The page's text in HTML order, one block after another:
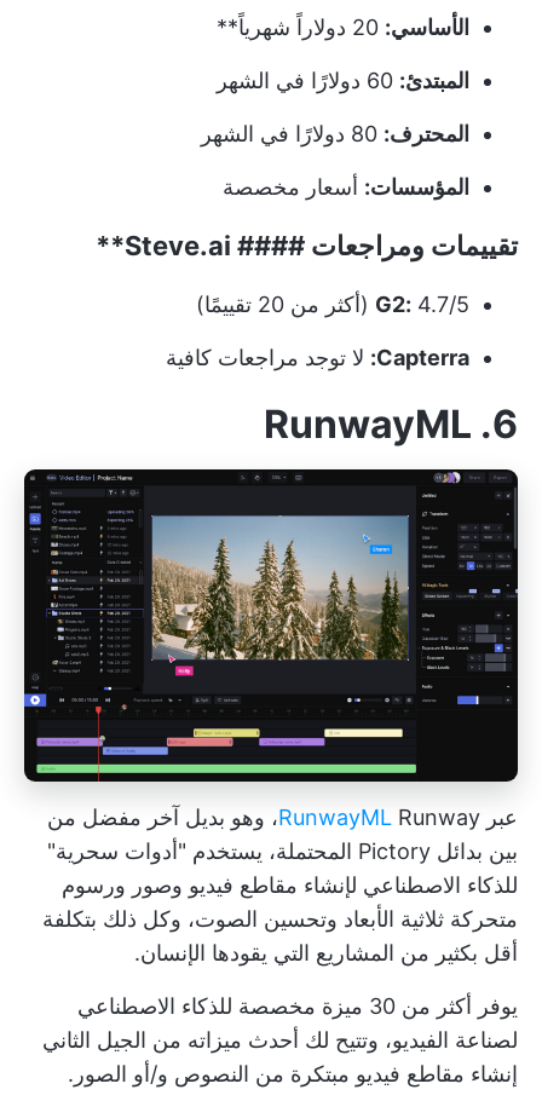
الأساسي:
المبتدئ:
المحترف:
المؤسسات: أسعار مخصصة
تقييمات ومراجعات #### Steve.ai**
G2: 4.7/5 (أكثر من 20 تقييمًا)
Capterra: لا توجد مراجعات كافية
6. RunwayML
عبر RunwayMLRunway، وهو بديل آخر مفضل من
بين بدائل Pictory المحتملة، يستخدم "أدوات سحرية"
للذكاء الاصطناعي لإنشاء مقاطع فيديو وصور ورسوم
متحركة ثلاثية الأبعاد وتحسين الصوت، وكل ذلك بتكلفة
أقل بكثير من المشاريع التي يقودها الإنسان.
يوفر أكثر من 30 ميزة مخصصة للذكاء الاصطناعي
لصناعة الفيديو، وتتيح لك أحدث ميزاته من الجيل الثاني
إنشاء مقاطع فيديو مبتكرة من النصوص و/أو الصور.